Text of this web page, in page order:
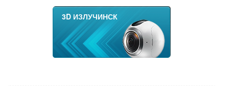
3D ИЗЛУЧИНСК